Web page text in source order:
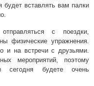
будет вставлять вам палки
с поездки,
физические упражнения.
и на встречи с друзьями.
мероприятий, поэтому
сегодня будете очень